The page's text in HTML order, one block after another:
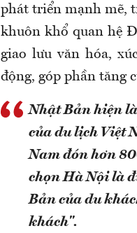
phát triển mạnh mẽ,
khuôn khổ quan hệ
giao lưu văn hóa,
động, góp phần tăng
Nhật Bản hiện
của du lịch Việt
Nam đón hơn
chọn Hà Nội là
Bản của du
khách".